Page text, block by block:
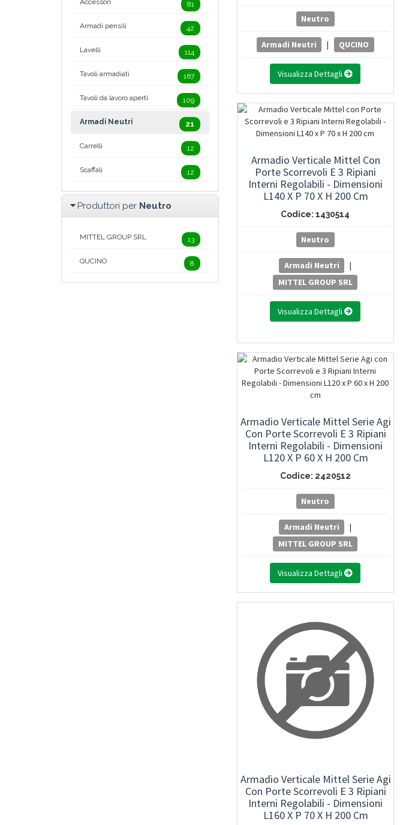
Neutro
Armadi Neutri | QUCINO
Visualizza Dettagli
Armadio Verticale Mittel Con
Porte Scorrevoli E 3 Ripiani
Interni Regolabili - Dimensioni
L140 X P 70 X H 200 Cm
Codice: 1430514
Neutro
Armadi Neutri
|
MITTEL GROUP SRL
Visualizza Dettagli
Armadio Verticale Mittel Serie Agi
Con Porte Scorrevoli E 3 Ripiani
Interni Regolabili - Dimensioni
L120 X P 60 X H 200 Cm
Codice: 2420512
Neutro
Armadi Neutri
|
MITTEL GROUP SRL
Visualizza Dettagli
Armadio Verticale Mittel Serie Agi
Con Porte Scorrevoli E 3 Ripiani
Interni Regolabili - Dimensioni
L160 X P 70 X H 200 Cm
Accessori 81
Armadi pensili 42
Lavelli 114
Tavoli armadiati 167
Tavoli da lavoro aperti 109
Armadi Neutri 21
Carrelli 12
Scaffali 12
Produttori per Neutro
MITTEL GROUP SRL 13
QUCINO 8